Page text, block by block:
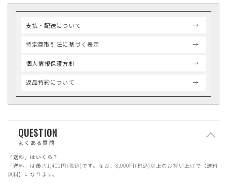
支払・配送について
特定商取引法に基づく表示
個人情報保護方針
返品特約について
QUESTION
よくある質問
「送料」はいくら？
「送料」は最大1,400円(税込)です。なお、8,000円(税込)以上のお買い上げで【送料
無料】になります。